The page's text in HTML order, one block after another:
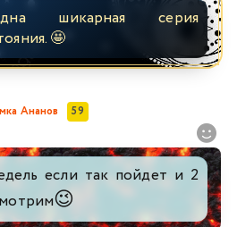
шикарная серия
🤩
Ананов 59
если так пойдет и 2
😉